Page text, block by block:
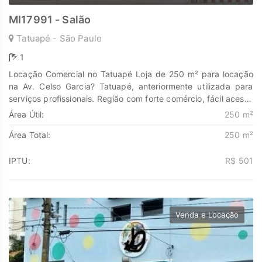
MI17991 - Salão
Tatuapé - São Paulo
1
Locação Comercial no Tatuapé Loja de 250 m² para locação
na Av. Celso Garcia? Tatuapé, anteriormente utilizada para
serviços profissionais. Região com forte comércio, fácil acesso
e excelente circulação de pessoas. Oportunidade ideal para
Descubra o poder de Transformar seus sonhos em lares e
cada passo é uma nova jornada, confie em nós para encontrar
Área Útil: 250 m²
Área Total: 250 m²
IPTU: R$ 501
Venda e Locação